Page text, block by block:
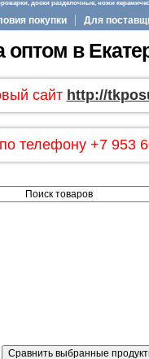
доски разделочные, ножи
покупки Для
оптом в
сайт http://
телефону +7 953